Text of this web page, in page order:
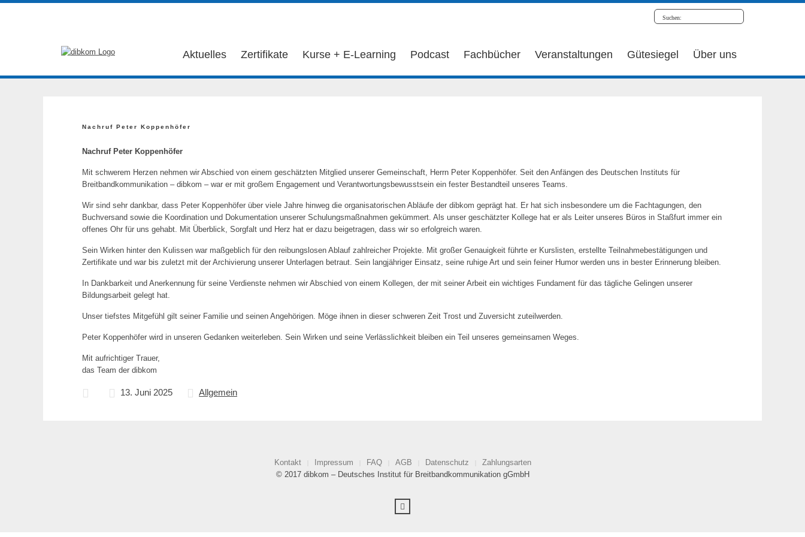
Aktuelles Zertifikate Kurse + E-Learning Podcast Fachbücher Veranstaltungen Gütesiegel Über uns
Nachruf Peter Koppenhöfer
Nachruf Peter Koppenhöfer
Mit schwerem Herzen nehmen wir Abschied von einem geschätzten Mitglied unserer Gemeinschaft, Herrn Peter Koppenhöfer. Seit den Anfängen des Deutschen Instituts für
Breitbandkommunikation – dibkom – war er mit großem Engagement und Verantwortungsbewusstsein ein fester Bestandteil unseres Teams.
Wir sind sehr dankbar, dass Peter Koppenhöfer über viele Jahre hinweg die organisatorischen Abläufe der dibkom geprägt hat. Er hat sich insbesondere um die Fachtagungen, den
Buchversand sowie die Koordination und Dokumentation unserer Schulungsmaßnahmen gekümmert. Als unser geschätzter Kollege hat er als Leiter unseres Büros in Staßfurt immer ein
offenes Ohr für uns gehabt. Mit Überblick, Sorgfalt und Herz hat er dazu beigetragen, dass wir so erfolgreich waren.
Sein Wirken hinter den Kulissen war maßgeblich für den reibungslosen Ablauf zahlreicher Projekte. Mit großer Genauigkeit führte er Kurslisten, erstellte Teilnahmebestätigungen und
Zertifikate und war bis zuletzt mit der Archivierung unserer Unterlagen betraut. Sein langjähriger Einsatz, seine ruhige Art und sein feiner Humor werden uns in bester Erinnerung bleiben.
In Dankbarkeit und Anerkennung für seine Verdienste nehmen wir Abschied von einem Kollegen, der mit seiner Arbeit ein wichtiges Fundament für das tägliche Gelingen unserer
Bildungsarbeit gelegt hat.
Unser tiefstes Mitgefühl gilt seiner Familie und seinen Angehörigen. Möge ihnen in dieser schweren Zeit Trost und Zuversicht zuteilwerden.
Peter Koppenhöfer wird in unseren Gedanken weiterleben. Sein Wirken und seine Verlässlichkeit bleiben ein Teil unseres gemeinsamen Weges.
Mit aufrichtiger Trauer,
das Team der dibkom
13. Juni 2025 Allgemein
Kontakt Impressum FAQ AGB Datenschutz
Zahlungsarten
© 2017 dibkom – Deutsches Institut für Breitbandkommunikation gGmbH